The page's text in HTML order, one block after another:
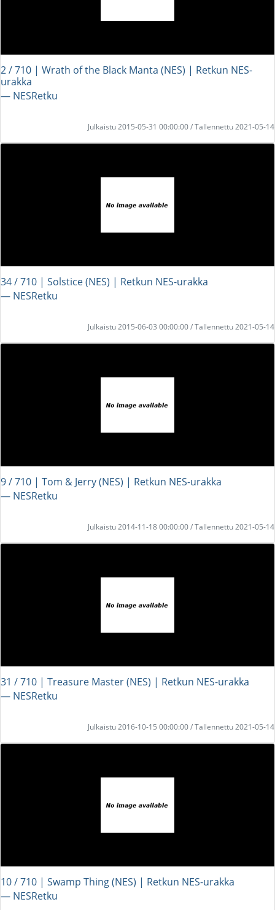
2 / 710 | Wrath of the Black Manta (NES) | Retkun NES-
urakka
― NESRetku
Julkaistu 2015-05-31 00:00:00 / Tallennettu 2021-05-14
34 / 710 | Solstice (NES) | Retkun NES-urakka
― NESRetku
Julkaistu 2015-06-03 00:00:00 / Tallennettu 2021-05-14
9 / 710 | Tom & Jerry (NES) | Retkun NES-urakka
― NESRetku
Julkaistu 2014-11-18 00:00:00 / Tallennettu 2021-05-14
31 / 710 | Treasure Master (NES) | Retkun NES-urakka
― NESRetku
Julkaistu 2016-10-15 00:00:00 / Tallennettu 2021-05-14
10 / 710 | Swamp Thing (NES) | Retkun NES-urakka
― NESRetku